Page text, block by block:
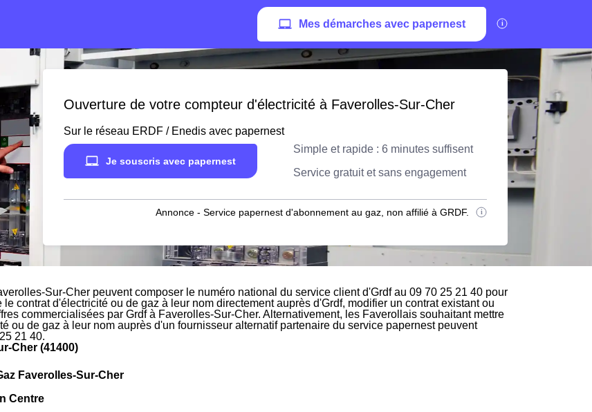
Mes démarches avec papernest
Ouverture de votre compteur d'électricité à Faverolles-Sur-Cher
Sur le réseau ERDF / Enedis avec papernest
Je souscris avec papernest
Simple et rapide : 6 minutes suffisent
Service gratuit et sans engagement
Annonce - Service papernest d'abonnement au gaz, non affilié à GRDF.
Sur-Cher peuvent composer le numéro national du service client d'Grdf au 09 70 25 21 40 pour
le contrat d'électricité ou de gaz à leur nom directement auprès d'Grdf, modifier un contrat existant ou
commercialisées par Grdf à Faverolles-Sur-Cher. Alternativement, les Faverollais souhaitant mettre
ou de gaz à leur nom auprès d'un fournisseur alternatif partenaire du service papernest peuvent
21 40.
Cher (41400)
Faverolles-Sur-Cher
Centre